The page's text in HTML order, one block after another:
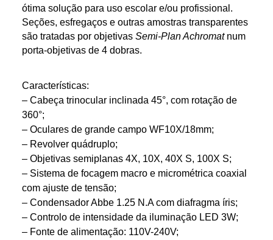
ótima solução para uso escolar e/ou profissional.
Seções, esfregaços e outras amostras transparentes
são tratadas por objetivas Semi-Plan Achromatnum
porta-objetivas de 4 dobras.
Características:
– Cabeça trinocular inclinada 45°, com rotação de
360°;
– Oculares de grande campo WF10X/18mm;
– Revolver quádruplo;
– Objetivas semiplanas 4X, 10X, 40X S, 100X S;
– Sistema de focagem macro e micrométrica coaxial
com ajuste de tensão;
– Condensador Abbe 1.25 N.A com diafragma íris;
– Controlo de intensidade da iluminação LED 3W;
– Fonte de alimentação: 110V-240V;